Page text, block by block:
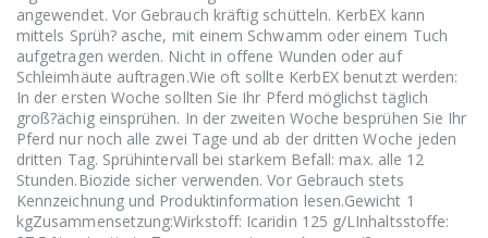
angewendet. Vor Gebrauch kräftig schütteln. KerbEX kann
mittels Sprüh? asche, mit einem Schwamm oder einem Tuch
aufgetragen werden. Nicht in offene Wunden oder auf
Schleimhäute auftragen.Wie oft sollte KerbEX benutzt werden:
In der ersten Woche sollten Sie Ihr Pferd möglichst täglich
groß?ächig einsprühen. In der zweiten Woche besprühen Sie Ihr
Pferd nur noch alle zwei Tage und ab der dritten Woche jeden
dritten Tag. Sprühintervall bei starkem Befall: max. alle 12
Stunden.Biozide sicher verwenden. Vor Gebrauch stets
Kennzeichnung und Produktinformation lesen.Gewicht 1
kgZusammensetzung:Wirkstoff: Icaridin 125 g/LInhaltsstoffe: